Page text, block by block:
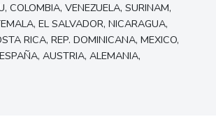
COLOMBIA, VENEZUELA, SURINAM,
EL SALVADOR, NICARAGUA,
RICA, REP. DOMINICANA, MEXICO,
AUSTRIA, ALEMANIA,